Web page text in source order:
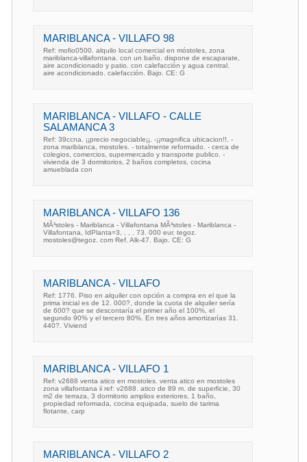
MARIBLANCA - VILLAFO 98
Ref: mofio0500. alquilo local comercial en móstoles, zona
mariblanca-villafontana. con un baño. dispone de escaparate,
aire acondicionado y patio. con calefacción y agua central.
aire acondicionado. calefacción. Bajo. CE: G
MARIBLANCA - VILLAFO - CALLE
SALAMANCA 3
Ref: 39ccna. ¡¡precio negociable¡¡. -¡¡magnifica ubicacion!!. -
zona mariblanca, mostoles. - totalmente reformado. - cerca de
colegios, comercios, supermercado y transporte publico. -
vivienda de 3 dormitorios, 2 baños completos, cocina
amueblada con
MARIBLANCA - VILLAFO 136
MÃ³stoles - Mariblanca - Villafontana MÃ³stoles - Mariblanca -
Villafontana, IdPlanta=3, , , . 73. 000 eur. tegoz.
mostoles@tegoz. com Ref. Alk-47. Bajo. CE: G
MARIBLANCA - VILLAFO
Ref: 1776. Piso en alquiler con opción a compra en el que la
prima inicial es de 12. 000?, donde la cuota de alquiler sería
de 600? que se descontaría el primer año el 100%, el
segundo 90% y el tercero 80%. En tres años amortizarías 31.
440?. Viviend
MARIBLANCA - VILLAFO 1
Ref: v2688 venta atico en mostoles. venta atico en mostoles
zona villafontana ii ref: v2688. atico de 89 m. de superficie, 30
m2 de terraza, 3 dormitorio amplios exteriores, 1 baño,
propiedad reformada, cocina equipada, suelo de tarima
flotante, carp
MARIBLANCA - VILLAFO 2